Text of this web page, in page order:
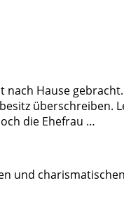
Hause
überschreiben.
die Ehefrau …
und